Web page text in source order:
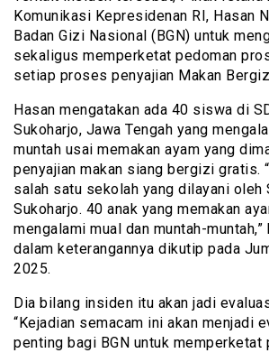
Komunikasi Kepresidenan RI, Hasan
Badan Gizi Nasional (BGN) untuk
sekaligus memperketat pedoman
setiap proses penyajian Makan
Hasan mengatakan ada 40 siswa di
Sukoharjo, Jawa Tengah yang
muntah usai memakan ayam yang
penyajian makan siang bergizi gratis.
salah satu sekolah yang dilayani oleh
Sukoharjo. 40 anak yang memakan
mengalami mual dan muntah-
dalam keterangannya dikutip pada
2025.
Dia bilang insiden itu akan jadi
“Kejadian semacam ini akan menjadi
penting bagi BGN untuk memperketat